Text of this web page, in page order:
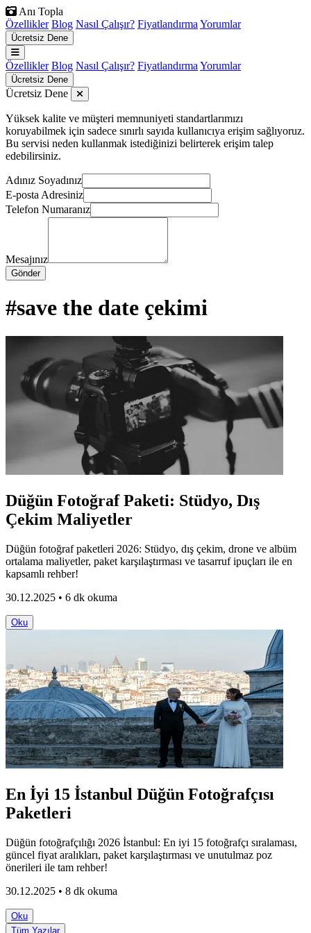
Anı Topla
Özellikler Blog Nasıl Çalışır? Fiyatlandırma Yorumlar
Ücretsiz Dene
Özellikler Blog Nasıl Çalışır? Fiyatlandırma Yorumlar
Ücretsiz Dene
Ücretsiz Dene
Yüksek kalite ve müşteri memnuniyeti standartlarımızı
koruyabilmek için sadece sınırlı sayıda kullanıcıya erişim sağlıyoruz.
Bu servisi neden kullanmak istediğinizi belirterek erişim talep
edebilirsiniz.
Adınız Soyadınız
E-posta Adresiniz
Telefon Numaranız
Mesajınız
Gönder
#save the date çekimi
Düğün Fotoğraf Paketi: Stüdyo, Dış
Çekim Maliyetler
Düğün fotoğraf paketleri 2026: Stüdyo, dış çekim, drone ve albüm
ortalama maliyetler, paket karşılaştırması ve tasarruf ipuçları ile en
kapsamlı rehber!
30.12.2025 • 6 dk okuma
Oku
En İyi 15 İstanbul Düğün Fotoğrafçısı
Paketleri
Düğün fotoğrafçılığı 2026 İstanbul: En iyi 15 fotoğrafçı sıralaması,
güncel fiyat aralıkları, paket karşılaştırması ve unutulmaz poz
önerileri ile tam rehber!
30.12.2025 • 8 dk okuma
Oku
Tüm Yazılar